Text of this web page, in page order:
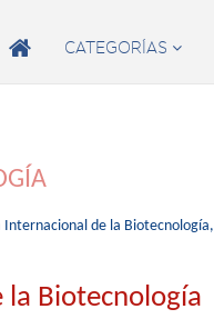
 CATEGORÍAS 
Internacional de la Biotecnología,
la Biotecnología